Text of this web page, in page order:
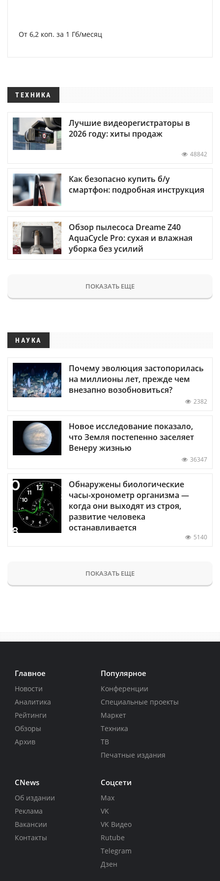
От 6,2 коп. за 1 Гб/месяц
ТЕХНИКА
Лучшие видеорегистраторы в
2026 году: хиты продаж
48842
Как безопасно купить б/у
смартфон: подробная инструкция
Обзор пылесоса Dreame Z40
AquaCycle Pro: сухая и влажная
уборка без усилий
ПОКАЗАТЬ ЕЩЕ
НАУКА
Почему эволюция застопорилась
на миллионы лет, прежде чем
внезапно возобновиться?
2382
Новое исследование показало,
что Земля постепенно заселяет
Венеру жизнью
36347
Обнаружены биологические
часы-хронометр организма —
когда они выходят из строя,
развитие человека
останавливается
5140
ПОКАЗАТЬ ЕЩЕ
Главное
Новости
Аналитика
Рейтинги
Обзоры
Архив
Популярное
Конференции
Специальные проекты
Маркет
Техника
ТВ
Печатные издания
CNews
Об издании
Реклама
Вакансии
Контакты
Соцсети
Max
VK
VK Видео
Rutube
Telegram
Дзен